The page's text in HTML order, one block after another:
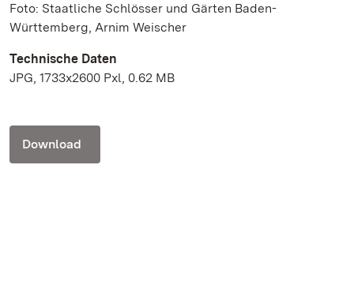
Foto: Staatliche Schlösser und Gärten Baden-
Württemberg, Arnim Weischer
Technische Daten
JPG, 1733x2600 Pxl, 0.62 MB
Download